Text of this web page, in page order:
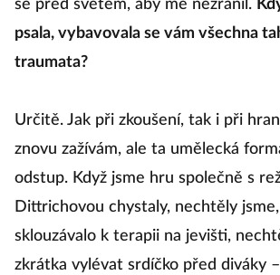
se před světem, aby mě nezranil.
psala, vybavovala se vám všechna
traumata?
Určitě. Jak při zkoušení, tak i při
znovu zažívám, ale ta umělecká
odstup. Když jsme hru společně s
Dittrichovou chystaly, nechtěly
sklouzávalo k terapii na jevišti,
zkrátka vylévat srdíčko před diváky